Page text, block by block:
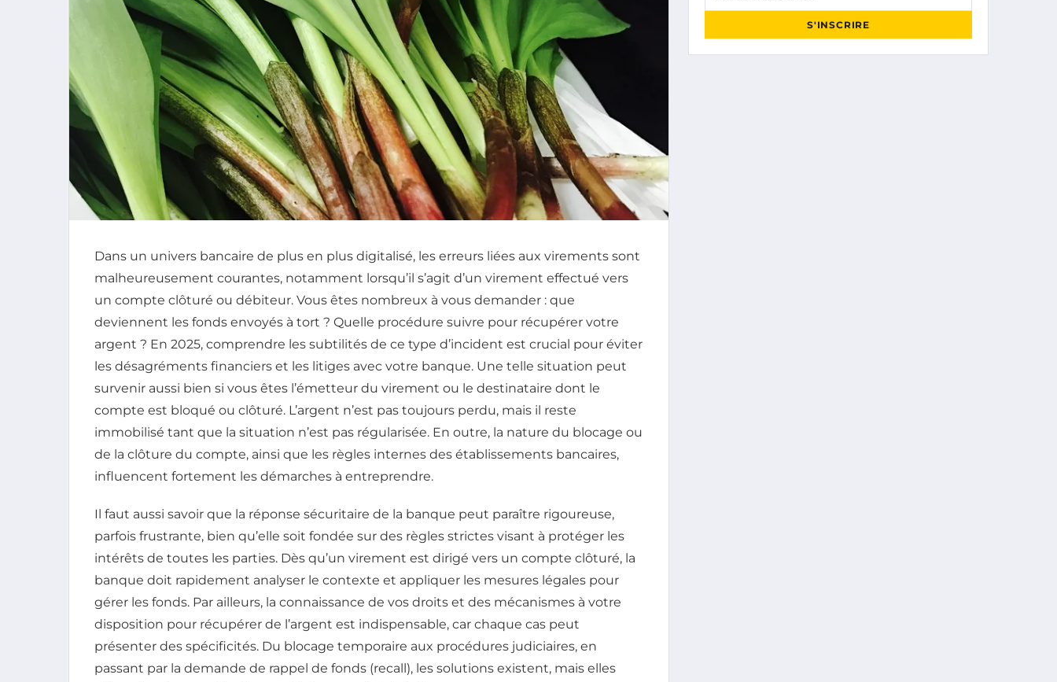
Dans un univers bancaire de plus en plus digitalisé, les erreurs liées aux virements sont
malheureusement courantes, notamment lorsqu’il s’agit d’un virement effectué vers
un compte clôturé ou débiteur. Vous êtes nombreux à vous demander : que
deviennent les fonds envoyés à tort ? Quelle procédure suivre pour récupérer votre
argent ? En 2025, comprendre les subtilités de ce type d’incident est crucial pour éviter
les désagréments financiers et les litiges avec votre banque. Une telle situation peut
survenir aussi bien si vous êtes l’émetteur du virement ou le destinataire dont le
compte est bloqué ou clôturé. L’argent n’est pas toujours perdu, mais il reste
immobilisé tant que la situation n’est pas régularisée. En outre, la nature du blocage ou
de la clôture du compte, ainsi que les règles internes des établissements bancaires,
influencent fortement les démarches à entreprendre.
Il faut aussi savoir que la réponse sécuritaire de la banque peut paraître rigoureuse,
parfois frustrante, bien qu’elle soit fondée sur des règles strictes visant à protéger les
intérêts de toutes les parties. Dès qu’un virement est dirigé vers un compte clôturé, la
banque doit rapidement analyser le contexte et appliquer les mesures légales pour
gérer les fonds. Par ailleurs, la connaissance de vos droits et des mécanismes à votre
disposition pour récupérer de l’argent est indispensable, car chaque cas peut
présenter des spécificités. Du blocage temporaire aux procédures judiciaires, en
passant par la demande de rappel de fonds (recall), les solutions existent, mais elles
S'INSCRIRE